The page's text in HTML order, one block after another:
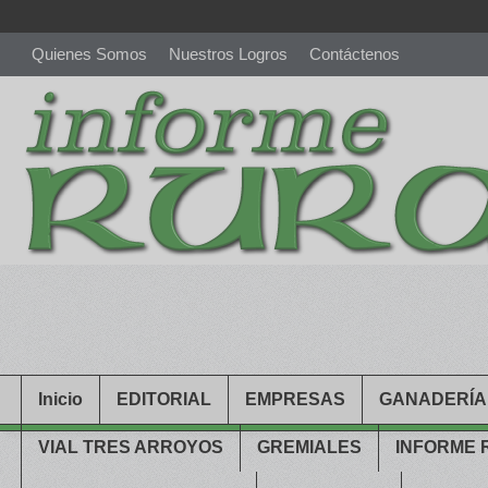
Quienes Somos Nuestros Logros Contáctenos
richardmillereplica is also available with delicate watches for
Inicio EDITORIAL EMPRESAS GANADERÍA
VIAL TRES ARROYOS GREMIALES INFORME